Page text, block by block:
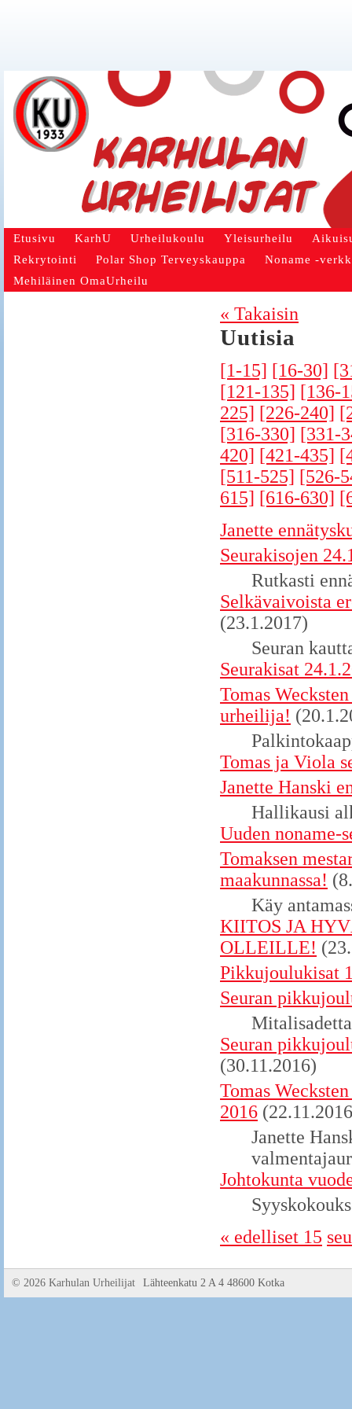
Etusivu KarhU Urheilukoulu Yleisurheilu
Rekrytointi
Polar Shop Terveyskauppa
Noname -
Mehiläinen OmaUrheilu
« Takaisin
Uutisia
[1-15] [16-30]
[121-135] [136-
225] [226-240]
[316-330] [331-
420] [421-435]
[511-525] [526-
615] [616-630]
Janette
Seurakisojen
Rutkasti
Selkävaivoista
(23.1.2017)
Seuran
Seurakisat
Tomas
urheilija!
Tomas ja Viola
Janette Hanski
Hallikausi
Uuden noname-
Tomaksen
maakunnassa!
Käy
KIITOS JA
OLLEILLE!
Pikkujoulukisat
Seuran
Seuran
(30.11.2016)
Tomas
2016
Janette
Johtokunta
« edelliset 15
© 2026 Karhulan Urheilijat Lähteenkatu 2 A 4 48600 Kotka